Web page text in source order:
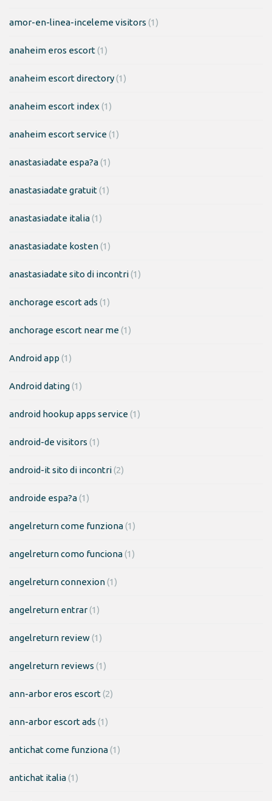
amor-en-linea-inceleme visitors (1)
anaheim eros escort(1)
anaheim escort directory(1)
anaheim escort index (1)
anaheim escort service(1)
anastasiadate espa?a(1)
anastasiadate gratuit(1)
anastasiadate italia(1)
anastasiadate kosten(1)
anastasiadate sito di incontri(1)
anchorage escort ads (1)
anchorage escort near me(1)
Android app (1)
Android dating(1)
android hookup apps service(1)
android-de visitors (1)
android-it sito di incontri(2)
androide espa?a(1)
angelreturn come funziona(1)
angelreturn como funciona(1)
angelreturn connexion(1)
angelreturn entrar(1)
angelreturn review(1)
angelreturn reviews (1)
ann-arbor eros escort(2)
ann-arbor escort ads (1)
antichat come funziona(1)
antichat italia(1)